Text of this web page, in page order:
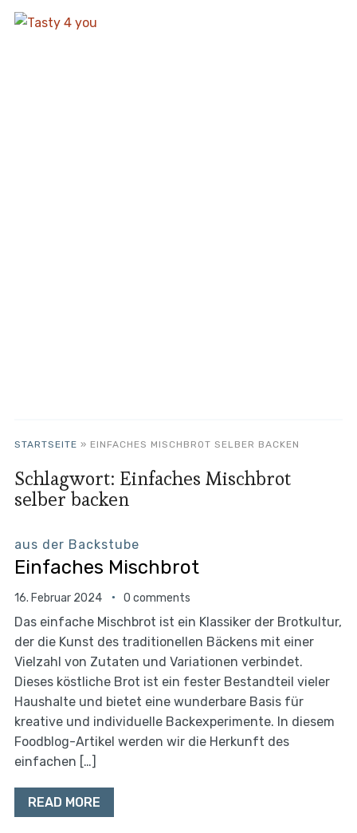
STARTSEITE » EINFACHES MISCHBROT SELBER BACKEN
Schlagwort: Einfaches Mischbrot
selber backen
aus der Backstube
Einfaches Mischbrot
16. Februar 2024 0 comments
Das einfache Mischbrot ist ein Klassiker der Brotkultur,
der die Kunst des traditionellen Bäckens mit einer
Vielzahl von Zutaten und Variationen verbindet.
Dieses köstliche Brot ist ein fester Bestandteil vieler
Haushalte und bietet eine wunderbare Basis für
kreative und individuelle Backexperimente. In diesem
Foodblog-Artikel werden wir die Herkunft des
einfachen […]
READ MORE